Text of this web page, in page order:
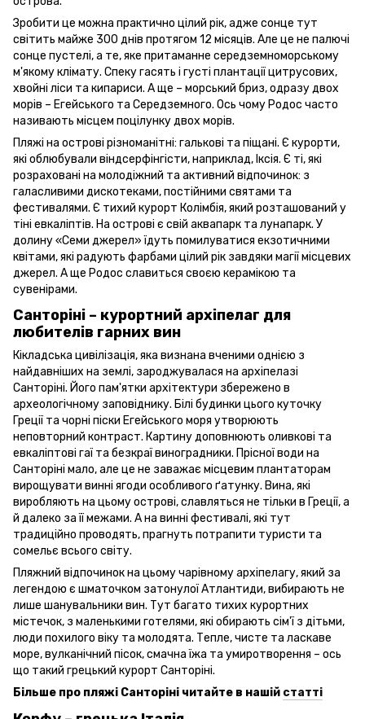
Зробити це можна практично цілий рік, адже сонце тут
світить майже 300 днів протягом 12 місяців. Але це не палючі
сонце пустелі, а те, яке притаманне середземноморському
м'якому клімату. Спеку гасять і густі плантації цитрусових,
хвойні ліси та кипариси. А ще – морський бриз, одразу двох
морів – Егейського та Середземного. Ось чому Родос часто
називають місцем поцілунку двох морів.
Пляжі на острові різноманітні: галькові та піщані. Є курорти,
які облюбували віндсерфінгісти, наприклад, Іксія. Є ті, які
розраховані на молодіжний та активний відпочинок: з
галасливими дискотеками, постійними святами та
фестивалями. Є тихий курорт Колімбія, який розташований у
тіні евкаліптів. На острові є свій аквапарк та лунапарк. У
долину «Семи джерел» їдуть помилуватися екзотичними
квітами, які радують фарбами цілий рік завдяки магії місцевих
джерел. А ще Родос славиться своєю керамікою та
сувенірами.
Санторіні – курортний архіпелаг для
любителів гарних вин
Кікладська цивілізація, яка визнана вченими однією з
найдавніших на землі, зароджувалася на архіпелазі
Санторіні. Його пам'ятки архітектури збережено в
археологічному заповіднику. Білі будинки цього куточку
Греції та чорні піски Егейського моря утворюють
неповторний контраст. Картину доповнюють оливкові та
евкаліптові гаї та безкраї виноградники. Прісної води на
Санторіні мало, але це не заважає місцевим плантаторам
вирощувати винні ягоди особливого ґатунку. Вина, які
виробляють на цьому острові, славляться не тільки в Греції, а
й далеко за її межами. А на винні фестивалі, які тут
традиційно проводять, прагнуть потрапити туристи та
сомельє всього світу.
Пляжний відпочинок на цьому чарівному архіпелагу, який за
легендою є шматочком затонулої Атлантиди, вибирають не
лише шанувальники вин. Тут багато тихих курортних
містечок, з маленькими готелями, які обирають сім'ї з дітьми,
люди похилого віку та молодята. Тепле, чисте та ласкаве
море, вулканічний пісок, смачна їжа та умиротворення – ось
що такий грецький курорт Санторіні.
Більше про пляжі Санторіні читайте в нашій статті